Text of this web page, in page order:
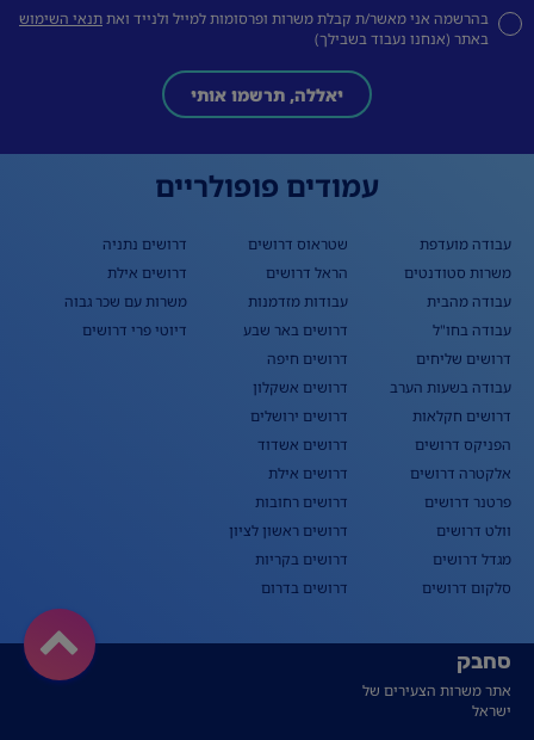
בהרשמה אני מאשר/ת קבלת משרות ופרסומות למייל ולנייד ואתתנאי השימוש
באתר (אנחנו נעבוד בשבילך)
יאללה, תרשמו אותי
עמודים פופולריים
עבודה מועדפת
משרות סטודנטים
עבודה מהבית
עבודה בחו"ל
דרושים שליחים
עבודה בשעות הערב
דרושים חקלאות
הפניקס דרושים
אלקטרה דרושים
פרטנר דרושים
וולט דרושים
מגדל דרושים
סלקום דרושים
שטראוס דרושים
הראל דרושים
עבודות מזדמנות
דרושים באר שבע
דרושים חיפה
דרושים אשקלון
דרושים ירושלים
דרושים אשדוד
דרושים אילת
דרושים רחובות
דרושים ראשון לציון
דרושים בקריות
דרושים בדרום
דרושים נתניה
דרושים אילת
משרות עם שכר גבוה
דיוטי פרי דרושים
סחבק
אתר משרות הצעירים של
ישראל